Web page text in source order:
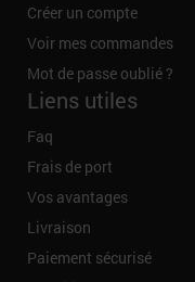
Créer un compte
Voir mes commandes
Mot de passe oublié ?
Liens utiles
Faq
Frais de port
Vos avantages
Livraison
Paiement sécurisé